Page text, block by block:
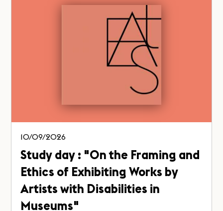
10/09/2026
Study day : "On the Framing and
Ethics of Exhibiting Works by
Artists with Disabilities in
Museums"